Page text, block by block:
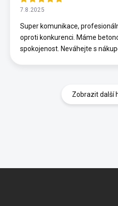
7.8.2025
Super komunikace,
oproti konkurenci. Máme
spokojenost. Neváhejte s
Zobrazit další